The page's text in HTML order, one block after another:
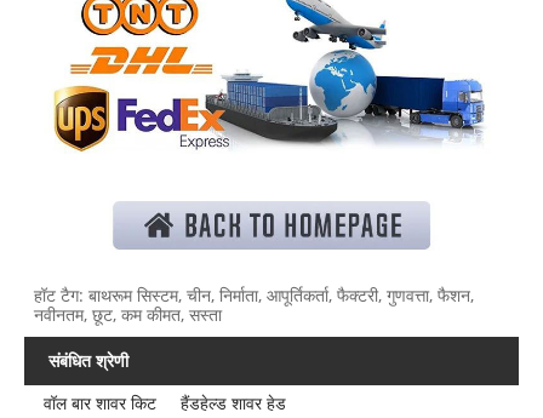
हॉट टैग: बाथरूम सिस्टम, चीन, निर्माता, आपूर्तिकर्ता, फैक्टरी, गुणवत्ता, फैशन,
नवीनतम, छूट, कम कीमत, सस्ता
संबंधित श्रेणी
वॉल बार शावर किट
हैंडहेल्ड शावर हेड